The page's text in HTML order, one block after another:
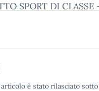
SPORT DI CLASSE
è stato rilasciato